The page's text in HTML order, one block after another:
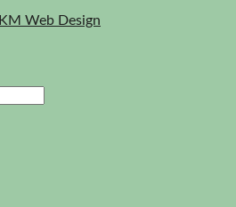
KM Web Design